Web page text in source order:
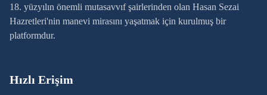
18. yüzyılın önemli mutasavvıf şairlerinden olan Hasan Sezai
Hazretleri'nin manevi mirasını yaşatmak için kurulmuş bir
platformdur.
Hızlı Erişim